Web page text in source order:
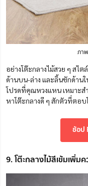
ภา
อย่างโต๊ะกลางไม้สวย ๆ สไ
ด้านบน-ล่าง และลิ้นชักด้าน
โปรดที่คุณหวงแหน เหมาะส
หาโต๊ะกลางดี ๆ สักตัวที่ตอ
ช้อป
9. โต๊ะกลางไม้สีเข้มเพิ่ม